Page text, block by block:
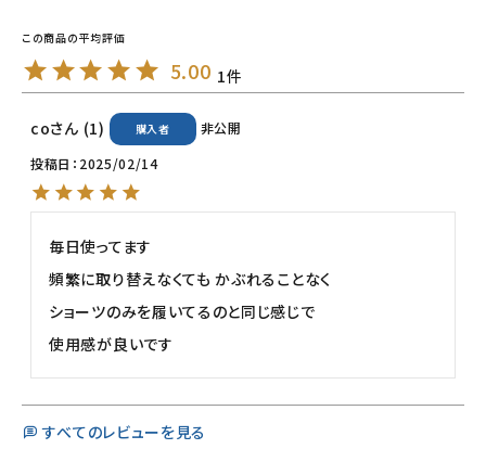
ナチュラプラス
アルマウィン
アルモニベルツ
コラム・スタッフのおすすめ
ご利用ガイド等
アカウント情報
meeting_room ログイン person
5.00 1
co 1 購入者
非公開
投稿日
2025/02/14
毎日使ってます
頻繁に取り替えなくても かぶれることなく
ショーツのみを履いてるのと同じ感じで
使用感が良いです
すべてのレビューを見る